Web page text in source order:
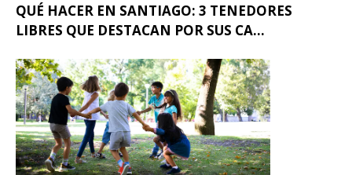
QUÉ HACER EN SANTIAGO: 3 TENEDORES
LIBRES QUE DESTACAN POR SUS CA...